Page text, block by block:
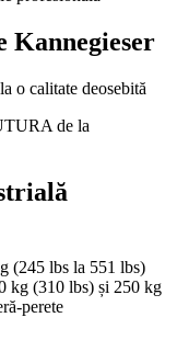
Kannegieser
o calitate deosebită
(245 lbs la 551 lbs)
kg (310 lbs) și 250 kg
perete